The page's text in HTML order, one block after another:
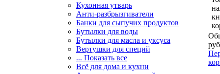
Кухонная утварь
Анти-разбрызгиватели
Банки для сыпучих продуктов
Бутылки для воды
Бутылки для масла и уксуса
Вертушки для специй
... Показать все
Всё для дома и кухни